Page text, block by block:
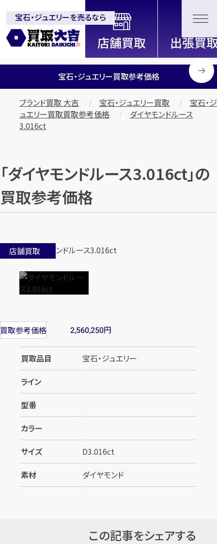
全国2200店舗以上展開中！信頼と実績の買取専門店「買取大
吉」
宝石・ジュエリーを売るなら
宝石・ジュエリー買取参考価格
ブランド買取 大吉 宝石・ジュエリー買取
宝石・ジ
ュエリー買取買取参考価格
ダイヤモンドルース
3.016ct
「ダイヤモンドルース3.016ct」の
買取参考価格
店舗買取
買取参考価格 2,560,250円
買取品目
宝石・ジュエリー
ライン
型番
カラー
サイズ
D3.016ct
素材
ダイヤモンド
この記事をシェアする